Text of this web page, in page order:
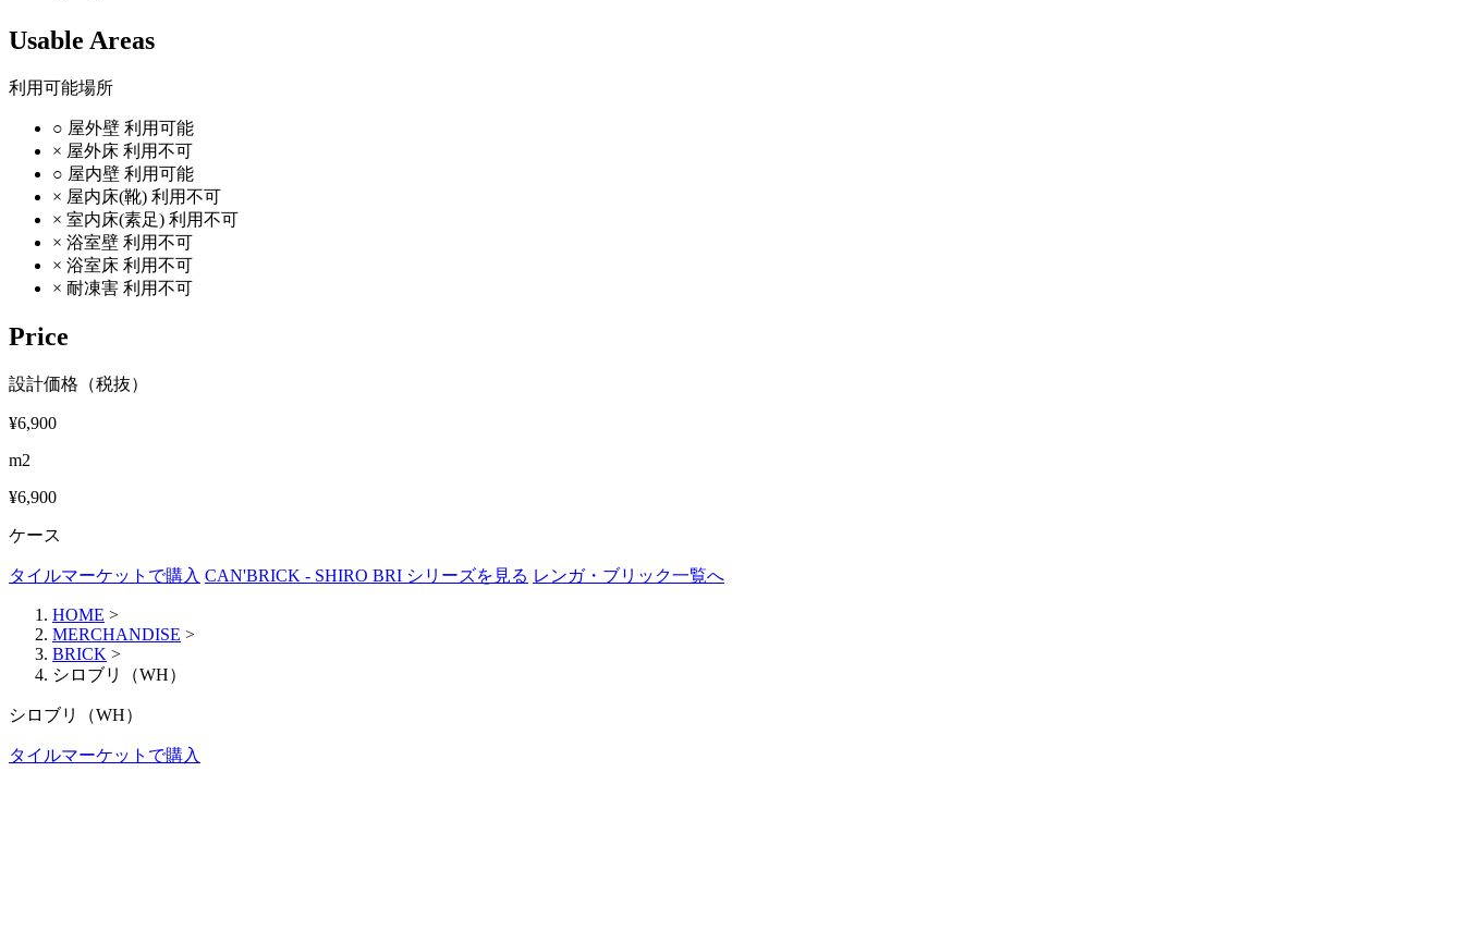
Usable Areas
利用可能場所
○ 屋外壁 利用可能
× 屋外床 利用不可
○ 屋内壁 利用可能
× 屋内床(靴) 利用不可
× 室内床(素足) 利用不可
× 浴室壁 利用不可
× 浴室床 利用不可
× 耐凍害 利用不可
Price
設計価格（税抜）
¥6,900
m2
¥6,900
ケース
タイルマーケットで購入 CAN'BRICK - SHIRO BRI シリーズを見る レンガ・ブリック一覧へ
HOME >
MERCHANDISE >
BRICK >
シロブリ（WH）
シロブリ（WH）
タイルマーケットで購入